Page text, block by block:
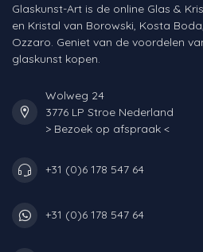
Glaskunst-Art is de online Glas &
en Kristal van Borowski, Kosta
Ozzaro. Geniet van de voordelen
glaskunst kopen.
Wolweg 24
3776 LP Stroe Nederland
> Bezoek op afspraak <
+31 (0)6 178 547 64
+31 (0)6 178 547 64